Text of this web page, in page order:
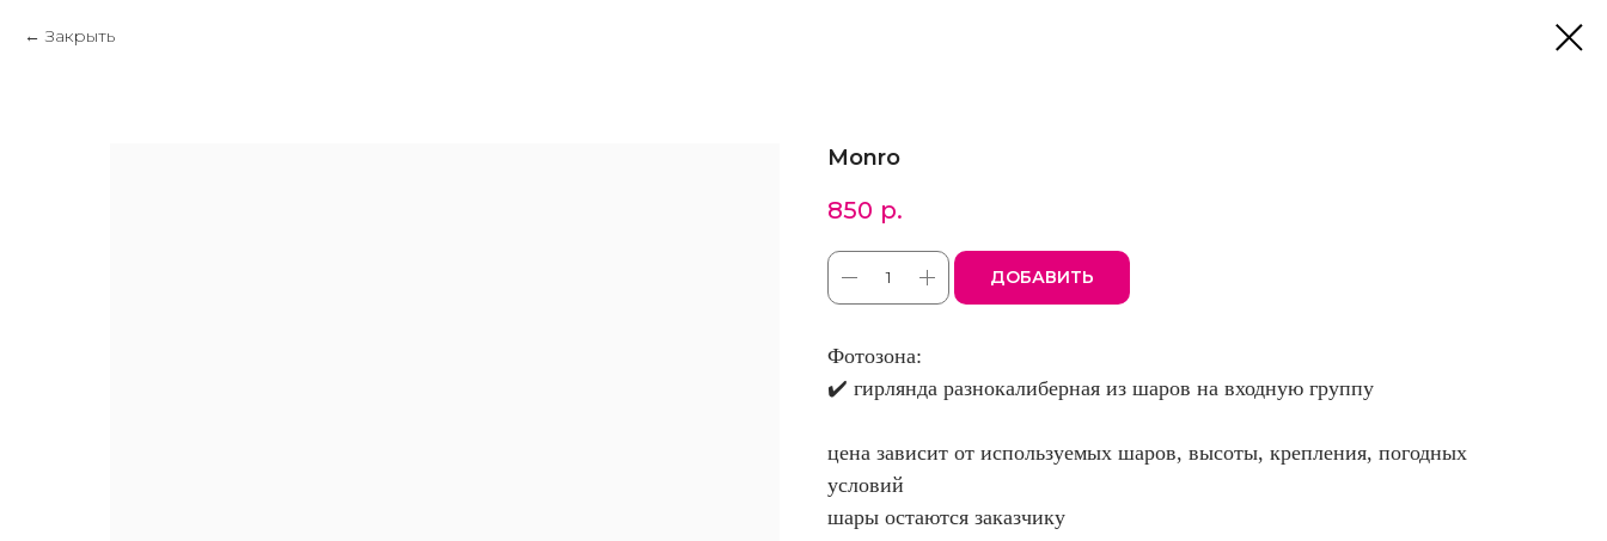
Закрыть
Monro
850 р.
ДОБАВИТЬ
Фотозона:
✔️ гирлянда разнокалиберная из шаров на входную группу
цена зависит от используемых шаров, высоты, крепления, погодных
условий
шары остаются заказчику